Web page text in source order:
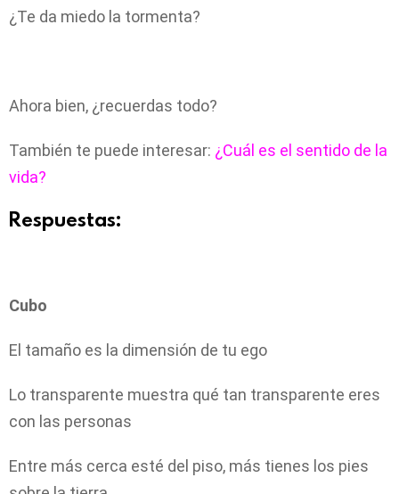
¿Te da miedo la tormenta?
Ahora bien, ¿recuerdas todo?
También te puede interesar: ¿Cuál es el sentido de la
vida?
Respuestas:
Cubo
El tamaño es la dimensión de tu ego
Lo transparente muestra qué tan transparente eres
con las personas
Entre más cerca esté del piso, más tienes los pies